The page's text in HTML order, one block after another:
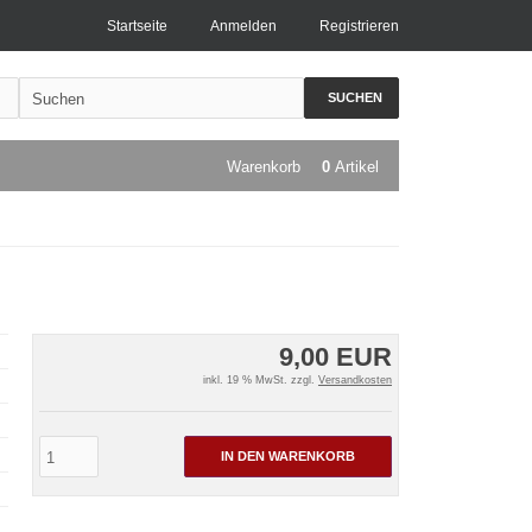
Registrieren
Anmelden
Startseite
SUCHEN
Warenkorb 0 Artikel
9,00 EUR
inkl. 19 % MwSt. zzgl. Versandkosten
IN DEN WARENKORB